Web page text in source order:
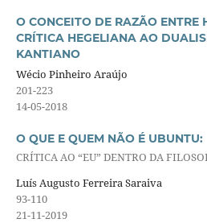
O CONCEITO DE RAZÃO ENTRE
CRÍTICA HEGELIANA AO
KANTIANO
Wécio Pinheiro Araújo
201-223
14-05-2018
O QUE E QUEM NÃO É UBUNTU:
CRÍTICA AO “EU” DENTRO DA
Luís Augusto Ferreira Saraiva
93-110
21-11-2019